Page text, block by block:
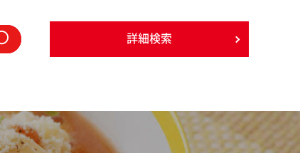
詳細検索